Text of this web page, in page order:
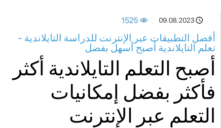
09.08.2023
1525
أفضل التطبيقات عبر الإنترنت للدراسة التايلاندية -
تعلم التايلاندية أصبح أسهل بفضل
أصبح التعلم التايلاندية أكثر
فأكثر بفضل إمكانيات
التعلم عبر الإنترنت